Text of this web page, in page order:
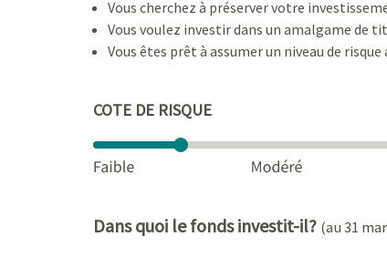
Vous cherchez à préserver votre
Vous voulez investir dans un amalgame de
Vous êtes prêt à assumer un niveau de
COTE DE RISQUE
Dans quoi le fonds investit-il? (au 31